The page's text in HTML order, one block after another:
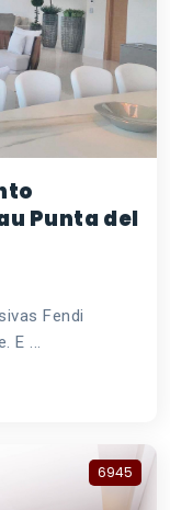
Punta del
Fendi
E ...
6945